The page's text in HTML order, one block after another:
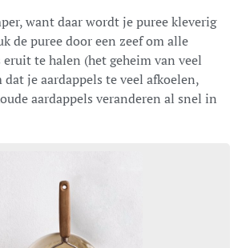
want daar wordt je puree kleverig
de puree door een zeef om alle
te halen (het geheim van veel
dat je aardappels te veel afkoelen,
aardappels veranderen al snel in